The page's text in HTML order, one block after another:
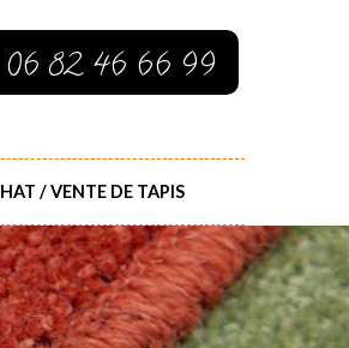
06 82 46 66 99
/ VENTE DE TAPIS